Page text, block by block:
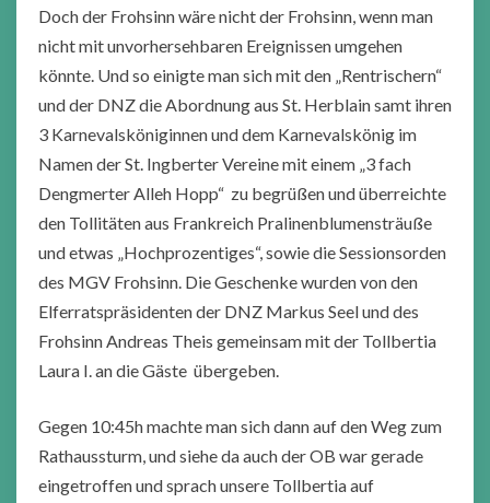
Doch der Frohsinn wäre nicht der Frohsinn, wenn man
nicht mit unvorhersehbaren Ereignissen umgehen
könnte. Und so einigte man sich mit den „Rentrischern“
und der DNZ die Abordnung aus St. Herblain samt ihren
3 Karnevalsköniginnen und dem Karnevalskönig im
Namen der St. Ingberter Vereine mit einem „3 fach
Dengmerter Alleh Hopp“ zu begrüßen und überreichte
den Tollitäten aus Frankreich Pralinenblumensträuße
und etwas „Hochprozentiges“, sowie die Sessionsorden
des MGV Frohsinn. Die Geschenke wurden von den
Elferratspräsidenten der DNZ Markus Seel und des
Frohsinn Andreas Theis gemeinsam mit der Tollbertia
Laura I. an die Gäste übergeben.
Gegen 10:45h machte man sich dann auf den Weg zum
Rathaussturm, und siehe da auch der OB war gerade
eingetroffen und sprach unsere Tollbertia auf